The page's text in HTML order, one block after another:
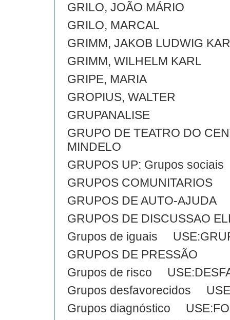
GRILO, JOÃO MÁRIO
GRILO, MARCAL
GRIMM, JAKOB LUDWIG
GRIMM, WILHELM KARL
GRIPE, MARIA
GROPIUS, WALTER
GRUPANALISE
GRUPO DE TEATRO DO
MINDELO
GRUPOS UP: Grupos sociais
GRUPOS COMUNITARIOS
GRUPOS DE AUTO-AJUDA
GRUPOS DE DISCUSSAO
Grupos de iguais
GRUPOS DE PRESSÃO
Grupos de risco
Grupos desfavorecidos
Grupos diagnóstico